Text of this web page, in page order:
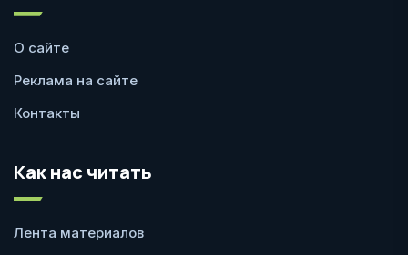
О сайте
Реклама на сайте
Контакты
Как нас читать
Лента материалов